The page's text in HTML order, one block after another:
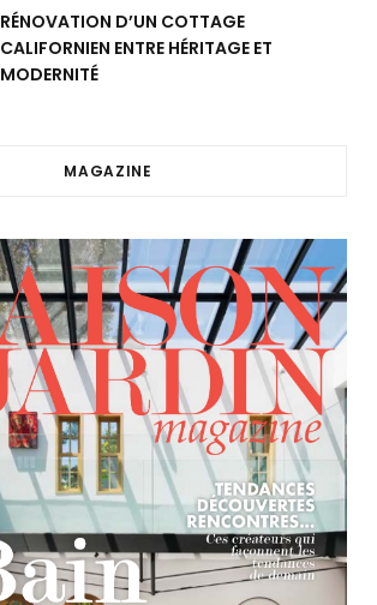
RÉNOVATION D’UN COTTAGE
CALIFORNIEN ENTRE HÉRITAGE ET
MODERNITÉ
MAGAZINE